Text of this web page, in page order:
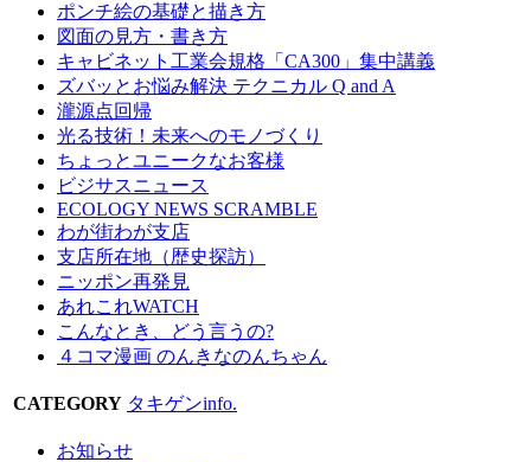
ポンチ絵の基礎と描き方
図面の見方・書き方
キャビネット工業会規格「CA300」集中講義
ズバッとお悩み解決 テクニカル Q and A
瀧源点回帰
光る技術！未来へのモノづくり
ちょっとユニークなお客様
ビジサスニュース
ECOLOGY NEWS SCRAMBLE
わが街わが支店
支店所在地（歴史探訪）
ニッポン再発見
あれこれWATCH
こんなとき、どう言うの?
４コマ漫画 のんきなのんちゃん
CATEGORY タキゲンinfo.
お知らせ